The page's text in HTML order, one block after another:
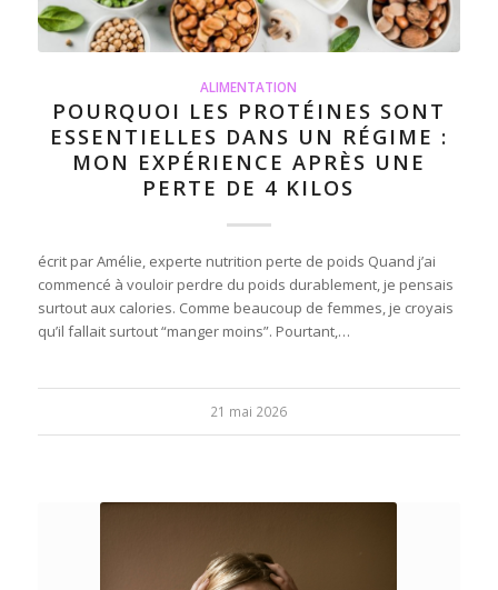
ALIMENTATION
POURQUOI LES PROTÉINES SONT
ESSENTIELLES DANS UN RÉGIME :
MON EXPÉRIENCE APRÈS UNE
PERTE DE 4 KILOS
écrit par Amélie, experte nutrition perte de poids Quand j’ai
commencé à vouloir perdre du poids durablement, je pensais
surtout aux calories. Comme beaucoup de femmes, je croyais
qu’il fallait surtout “manger moins”. Pourtant,…
21 mai 2026